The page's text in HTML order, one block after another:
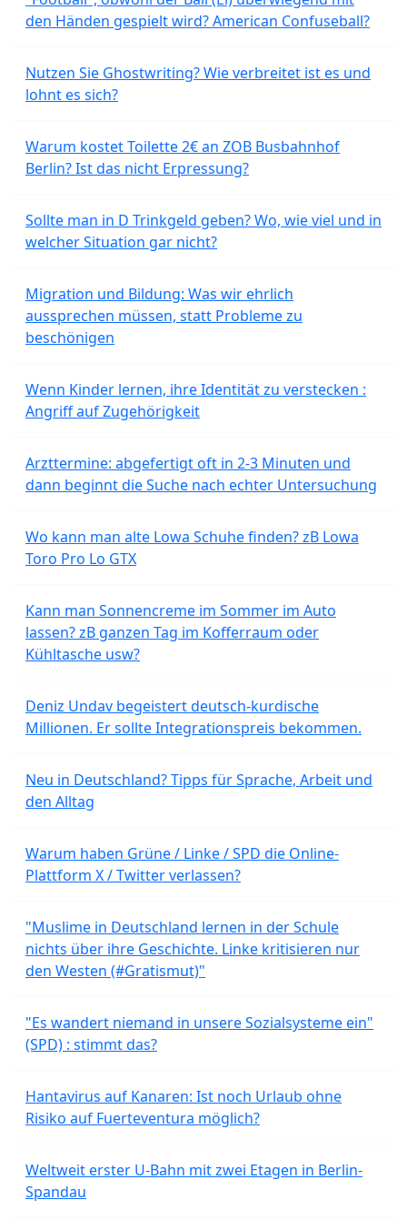
den Händen gespielt wird? American Confuseball?
Nutzen Sie Ghostwriting? Wie verbreitet ist es und
lohnt es sich?
Warum kostet Toilette 2€ an ZOB Busbahnhof
Berlin? Ist das nicht Erpressung?
Sollte man in D Trinkgeld geben? Wo, wie viel und in
welcher Situation gar nicht?
Migration und Bildung: Was wir ehrlich
aussprechen müssen, statt Probleme zu
beschönigen
Wenn Kinder lernen, ihre Identität zu verstecken :
Angriff auf Zugehörigkeit
Arzttermine: abgefertigt oft in 2-3 Minuten und
dann beginnt die Suche nach echter Untersuchung
Wo kann man alte Lowa Schuhe finden? zB Lowa
Toro Pro Lo GTX
Kann man Sonnencreme im Sommer im Auto
lassen? zB ganzen Tag im Kofferraum oder
Kühltasche usw?
Deniz Undav begeistert deutsch-kurdische
Millionen. Er sollte Integrationspreis bekommen.
Neu in Deutschland? Tipps für Sprache, Arbeit und
den Alltag
Warum haben Grüne / Linke / SPD die Online-
Plattform X / Twitter verlassen?
"Muslime in Deutschland lernen in der Schule
nichts über ihre Geschichte. Linke kritisieren nur
den Westen (#Gratismut)"
"Es wandert niemand in unsere Sozialsysteme ein"
(SPD) : stimmt das?
Hantavirus auf Kanaren: Ist noch Urlaub ohne
Risiko auf Fuerteventura möglich?
Weltweit erster U-Bahn mit zwei Etagen in Berlin-
Spandau